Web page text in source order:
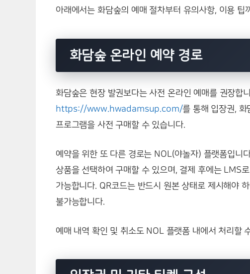
아래에서는 화담숲의 예매 절차부터 유의사항, 이용 팁
화담숲 온라인 예약 경로
화담숲은 현장 발권보다는 사전 온라인 예매를 권장합
https://www.hwadamsup.com/를 통해 입장권, 화
프로그램을 사전 구매할 수 있습니다.
예약을 위한 또 다른 경로는 NOL(야놀자) 플랫폼입니
상품을 선택하여 구매할 수 있으며, 결제 후에는 LMS
가능합니다. QR코드는 반드시 원본 상태로 제시해야
불가능합니다.
예매 내역 확인 및 취소도 NOL 플랫폼 내에서 처리할